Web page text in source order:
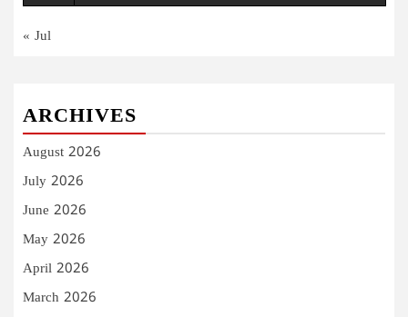
« Jul
ARCHIVES
August 2026
July 2026
June 2026
May 2026
April 2026
March 2026